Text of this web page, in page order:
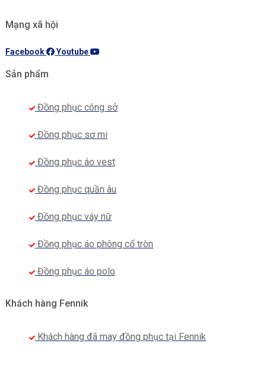
Mạng xã hội
Facebook Youtube
Sản phẩm
Đồng phục công sở
Đồng phục sơ mi
Đồng phục áo vest
Đồng phục quần âu
Đồng phục váy nữ
Đồng phục áo phông cổ tròn
Đồng phục áo polo
Khách hàng Fennik
Khách hàng đã may đồng phục tại Fennik